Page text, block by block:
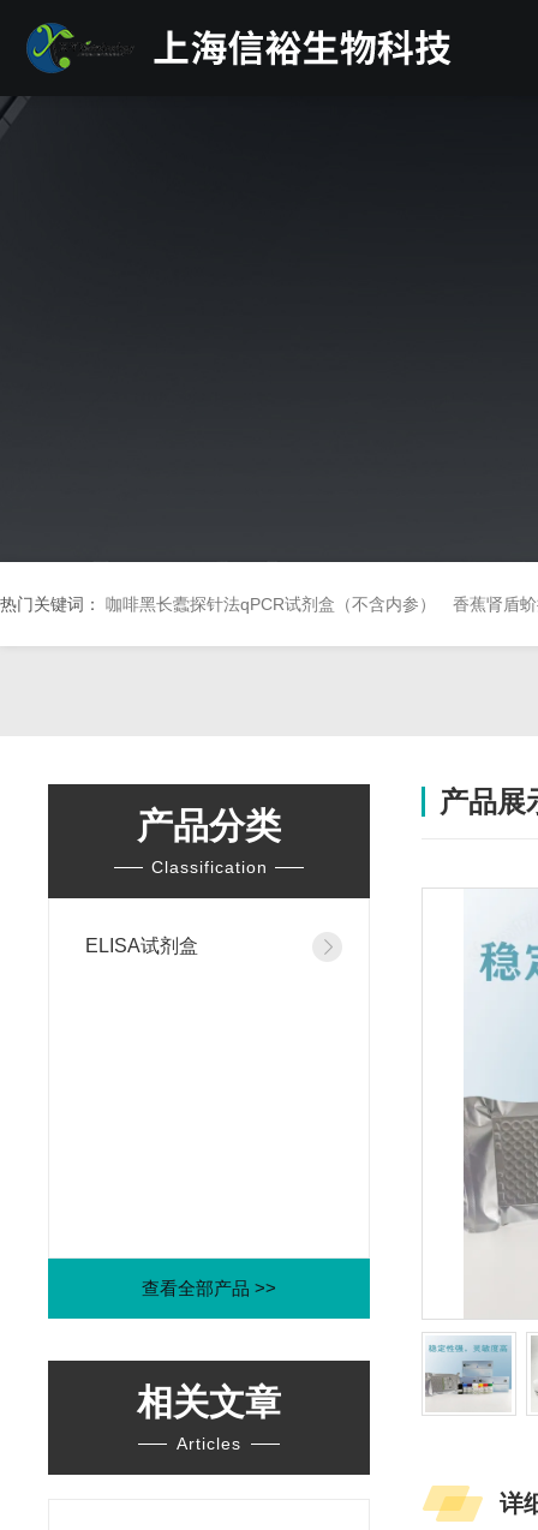
热门关键词： 咖啡黑长蠹探针法qPCR试剂盒（不含内参） 香蕉肾盾
产品分类
Classification
ELISA试剂盒
查看全部产品 >>
相关文章
Articles
产品展
详